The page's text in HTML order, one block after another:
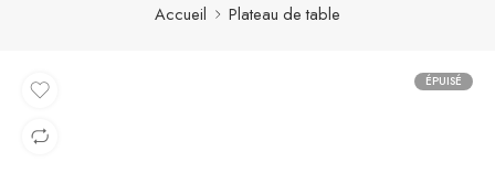
Accueil Plateau de table
ÉPUISÉ